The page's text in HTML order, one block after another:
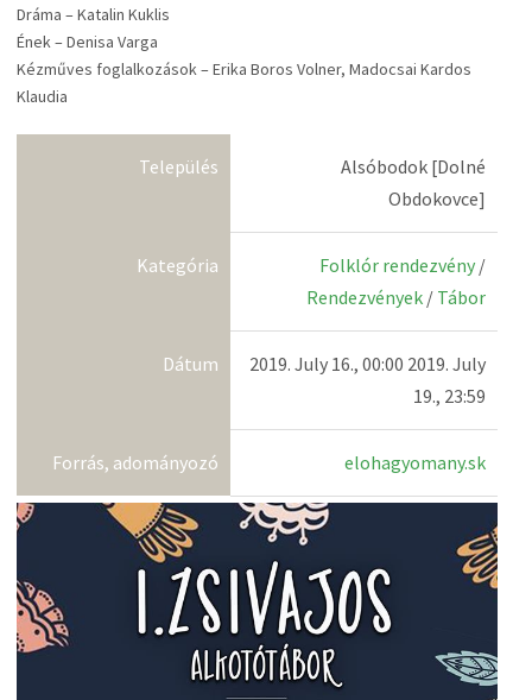
Dráma – Katalin Kuklis
Ének – Denisa Varga
Kézműves foglalkozások – Erika Boros Volner, Madocsai Kardos
Klaudia
Település
Alsóbodok [Dolné
Obdokovce]
Kategória Folklór rendezvény /
Rendezvények / Tábor
Dátum
2019. July 16., 00:00 2019. July
19., 23:59
Forrás, adományozó elohagyomany.sk